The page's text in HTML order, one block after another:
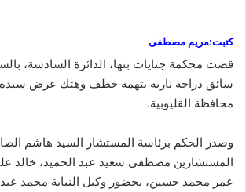
كتبت:مريم مصطفى
قضت محكمة جنايات بنها، الدائرة السادسة،
سائق دراجة نارية بتهمة خطف وهتك عرض
محافظة القليوبية.
وصدر الحكم برئاسة المستشار السيد هاشم
المستشارين مصطفى سعيد عبد الحميد، خالد
عمر محمد حسين، بحضور وكيل النيابة محمد عبد